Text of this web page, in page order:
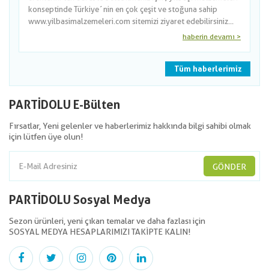
konseptinde Türkiye´nin en çok çeşit ve stoğuna sahip
www.yilbasimalzemeleri.com sitemizi ziyaret edebilirsiniz...
haberin devamı >
Tüm haberlerimiz
PARTİDOLU E-Bülten
Fırsatlar, Yeni gelenler ve haberlerimiz hakkında bilgi sahibi olmak
için lütfen üye olun!
GÖNDER
PARTİDOLU Sosyal Medya
Sezon ürünleri, yeni çıkan temalar ve daha fazlası için
SOSYAL MEDYA HESAPLARIMIZI TAKİPTE KALIN!